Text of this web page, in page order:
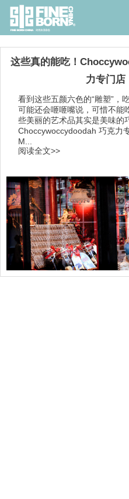
这些真的能吃！
力专门店
看到这些五颜六色的“雕塑”，
可能还会咂咂嘴说，可惜不能
些美丽的艺术品其实是美味的
Choccywoccydoodah 巧克力
M...
阅读全文>>